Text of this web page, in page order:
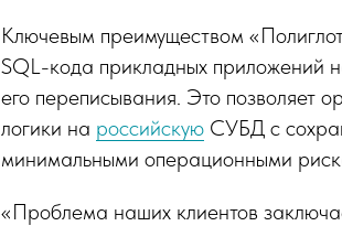
Ключевым преимуществом
SQL-кода прикладных приложений
его переписывания. Это позволяет
логики на российскую СУБД с
минимальными операционными
«Проблема наших клиентов